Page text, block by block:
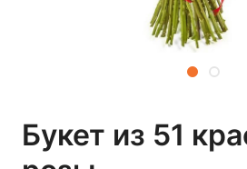
Букет из 51